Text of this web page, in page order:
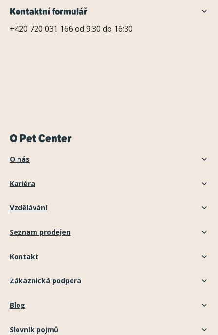
Kontaktní formulář
+420 720 031 166 od 9:30 do 16:30
O Pet Center
O nás
Kariéra
Vzdělávání
Seznam prodejen
Kontakt
Zákaznická podpora
Blog
Slovník pojmů